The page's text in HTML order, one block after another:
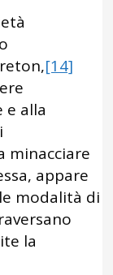
[14]
e alla
minacciare
appare
modalità di
la